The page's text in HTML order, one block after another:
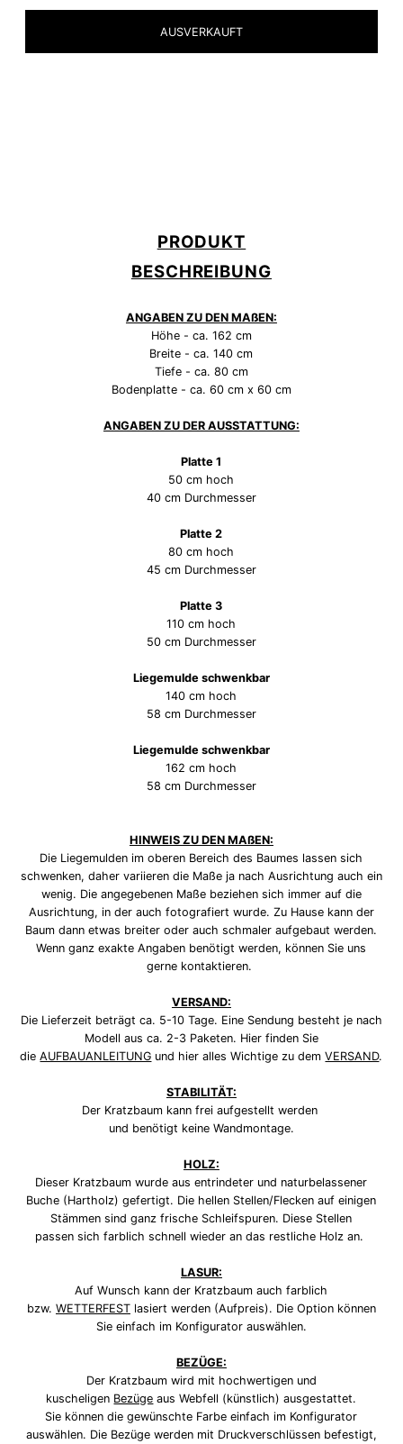
Selection will addto the price
PRODUKT
BESCHREIBUNG
ANGABEN ZU DEN MAßEN:
Höhe - ca. 162 cm
Breite - ca. 140 cm
Tiefe - ca. 80 cm
Bodenplatte - ca. 60 cm x 60 cm
ANGABEN ZU DER AUSSTATTUNG:
Platte 1
50 cm hoch
40 cm Durchmesser
Platte 2
80 cm hoch
45 cm Durchmesser
Platte 3
110 cm hoch
50 cm Durchmesser
Liegemulde schwenkbar
140 cm hoch
58 cm Durchmesser
Liegemulde schwenkbar
162 cm hoch
58 cm Durchmesser
HINWEIS ZU DEN MAßEN:
Die Liegemulden im oberen Bereich des Baumes lassen sich
schwenken, daher variieren die Maße ja nach Ausrichtung auch ein
wenig. Die angegebenen Maße beziehen sich immer auf die
Ausrichtung, in der auch fotografiert wurde. Zu Hause kann der
Baum dann etwas breiter oder auch schmaler aufgebaut werden.
Wenn ganz exakte Angaben benötigt werden, können Sie uns
gerne kontaktieren.
VERSAND:
Die Lieferzeit beträgt ca. 5-10 Tage. Eine Sendung besteht je nach
Modell aus ca. 2-3 Paketen. Hier finden Sie
die AUFBAUANLEITUNG und hier alles Wichtige zu dem VERSAND.
STABILITÄT:
Der Kratzbaum kann frei aufgestellt werden
und benötigt keine Wandmontage.
HOLZ:
Dieser Kratzbaum wurde aus entrindeter und naturbelassener
Buche (Hartholz) gefertigt. Die hellen Stellen/Flecken auf einigen
Stämmen sind ganz frische Schleifspuren. Diese Stellen
passen sich farblich schnell wieder an das restliche Holz an.
LASUR:
Auf Wunsch kann der Kratzbaum auch farblich
bzw. WETTERFEST lasiert werden (Aufpreis). Die Option können
Sie einfach im Konfigurator auswählen.
BEZÜGE:
Der Kratzbaum wird mit hochwertigen und
kuscheligen Bezüge aus Webfell (künstlich) ausgestattet.
Sie können die gewünschte Farbe einfach im Konfigurator
auswählen. DieBezüge werden mit Druckverschlüssen befestigt,